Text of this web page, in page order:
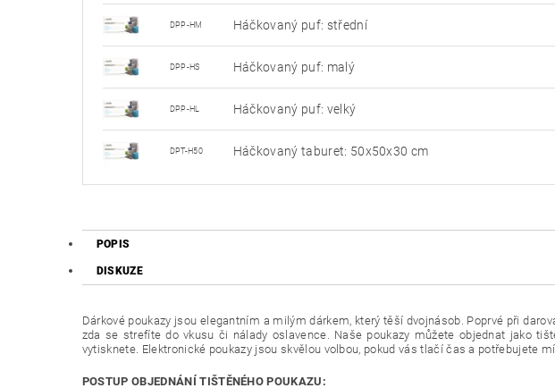
DPP-HM Háčkovaný puf: střední
DPP-HS Háčkovaný puf: malý
DPP-HL Háčkovaný puf: velký
DPT-H50 Háčkovaný taburet: 50x50x30 cm
POPIS
DISKUZE
Dárkové poukazy jsou elegantním a milým dárkem, který těší dvojnásob. Poprvé při
zda se strefíte do vkusu či nálady oslavence. Naše poukazy můžete objednat jako
vytisknete. Elektronické poukazy jsou skvělou volbou, pokud vás tlačí čas a potřebujete
POSTUP OBJEDNÁNÍ TIŠTĚNÉHO POUKAZU: